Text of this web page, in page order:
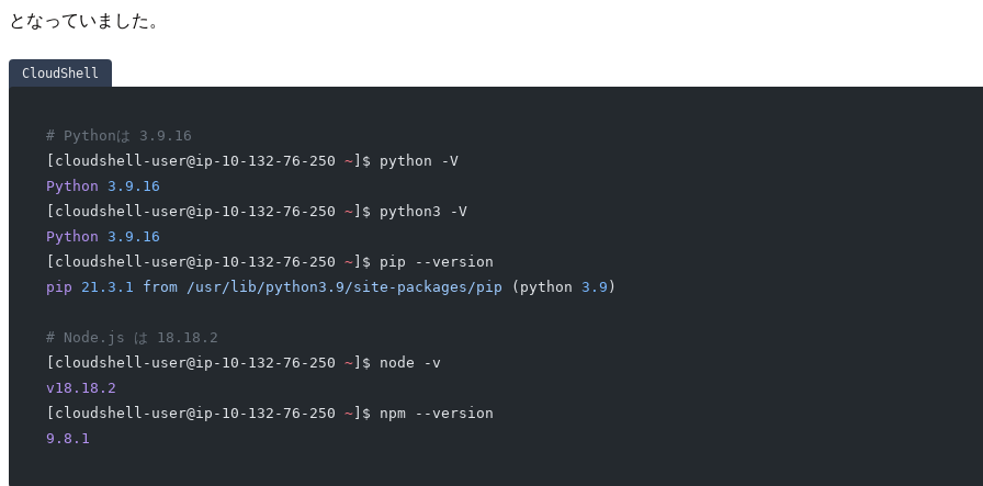
となっていました。
CloudShell
# Pythonは 3.9.16
[cloudshell-user@ip-10-132-76-250 ~]$ python -V
Python 3.9.16
[cloudshell-user@ip-10-132-76-250 ~]$ python3 -V
Python 3.9.16
[cloudshell-user@ip-10-132-76-250 ~]$ pip --version
pip 21.3.1 from /usr/lib/python3.9/site-packages/pip (python 3.9 )
# Node.js は 18.18.2
[cloudshell-user@ip-10-132-76-250 ~]$ node -v
v18.18.2
[cloudshell-user@ip-10-132-76-250 ~]$ npm --version
9.8.1